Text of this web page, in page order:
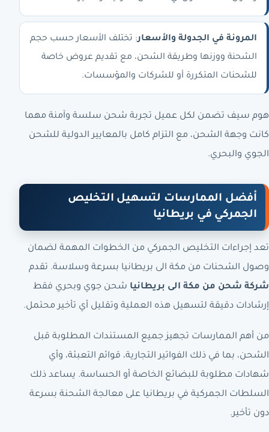
المرونة في الجدولة والأسعار: تختلف الأسعار حسب حجم
الشحنة ووزنها وطريقة الشحن، مع تقديم عروض خاصة
للشحنات المتكررة أو للشركات والمؤسسات.
هوم سيف تضمن لكل عميل تجربة شحن سلسة وآمنة مهما
كانت وجهة الشحن، مع التزام كامل بالمعايير الدولية للشحن
الجوي والبحري.
أفضل الممارسات لتسهيل التخليص
الجمركي في بريطانيا
تعد إجراءات التخليص الجمركي من الخطوات المهمة لضمان
وصول الشحنات من مكة الى بريطانيا بسرعة وسلاسة. تقدم
شركة شحن من مكة الى بريطانيا شحن جوي وبحري فقط
إرشادات دقيقة لتسهيل هذه العملية وتقليل أي تأخير محتمل.
من أهم الممارسات تجهيز جميع المستندات المطلوبة قبل
الشحن، بما في ذلك الفواتير التجارية، قوائم التعبئة، وأي
شهادات مطلوبة للبضائع الخاصة أو الحساسة. يساعد ذلك
السلطات الجمركية في بريطانيا على معالجة الشحنة بسرعة
دون تأخير.